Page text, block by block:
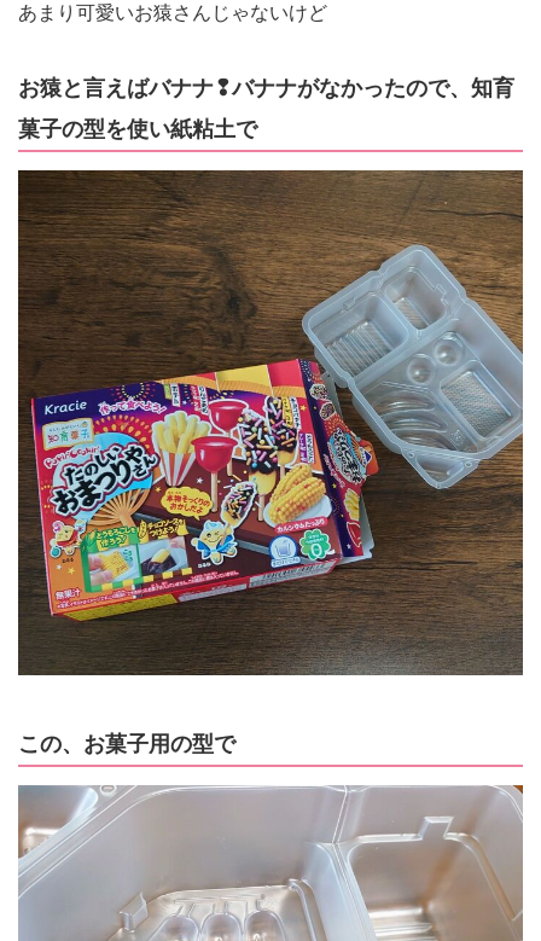
あまり可愛いお猿さんじゃないけど
お猿と言えばバナナ❢バナナがなかったので、知育
菓子の型を使い紙粘土で
この、お菓子用の型で